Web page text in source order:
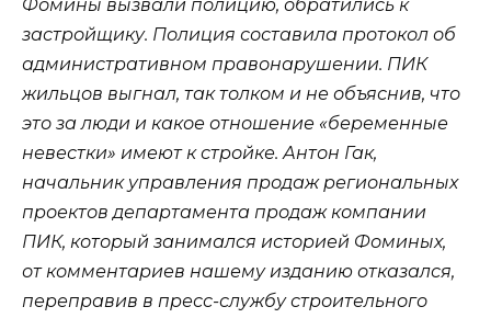
Фомины вызвали полицию, обратились к
застройщику. Полиция составила протокол об
административном правонарушении. ПИК
жильцов выгнал, так толком и не объяснив, что
это за люди и какое отношение «беременные
невестки» имеют к стройке. Антон Гак,
начальник управления продаж региональных
проектов департамента продаж компании
ПИК, который занимался историей Фоминых,
от комментариев нашему изданию отказался,
переправив в пресс-службу строительного